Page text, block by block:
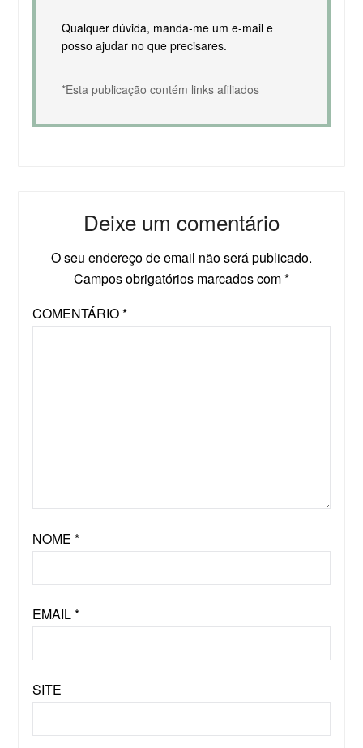
Qualquer dúvida, manda-me um e-mail e
posso ajudar no que precisares.
*Esta publicação contém links afiliados
Deixe um comentário
O seu endereço de email não será publicado.
Campos obrigatórios marcados com*
COMENTÁRIO*
NOME *
EMAIL*
SITE